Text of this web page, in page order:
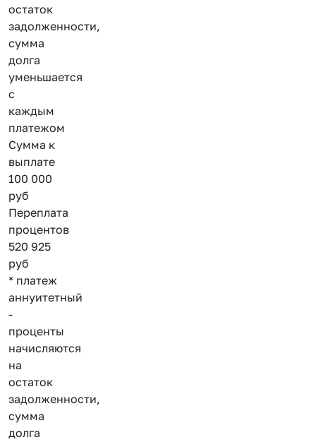
остаток
задолженности,
сумма
долга
уменьшается
с
каждым
платежом
Сумма к
выплате
100 000
руб
Переплата
процентов
520 925
руб
* платеж
аннуитетный
-
проценты
начисляются
на
остаток
задолженности,
сумма
долга